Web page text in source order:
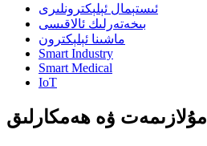
ئىستېمال ئېلېكترونلىرى
بىخەتەرلىك ئالاقىسى
ماشىنا ئېلېكترون
Smart Industry
Smart Medical
IoT
مۇلازىمەت ۋە ھەمكارلىق